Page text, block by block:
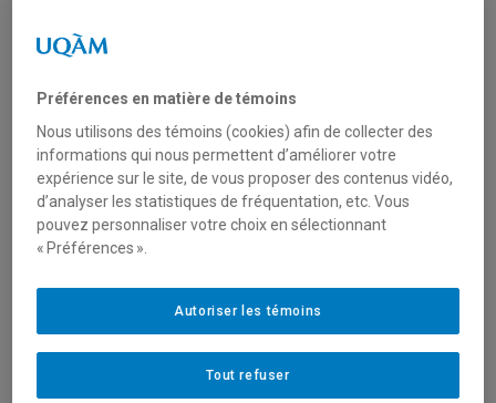
Secteur(s)
Sciences naturelles et mathématiques
Description du programme
Les avions militaires modernes utilisent la technologie
des renseignements sur le vol, l’avion et les tactiques à
l’équipage. Toutefois, certains utilisateurs de ces écrans
présentent des symptômes liés à la vision (p. ex. fatigue
visuelle, diplopie et nausées), qui peuvent nuire aux
Préférences en matière de témoins
Nous utilisons des témoins (cookies) afin de collecter des
informations qui nous permettent d’améliorer votre
expérience sur le site, de vous proposer des contenus vidéo,
d’analyser les statistiques de fréquentation, etc. Vous
pouvez personnaliser votre choix en sélectionnant
« Préférences ».
Tout refuser
Autoriser les témoins